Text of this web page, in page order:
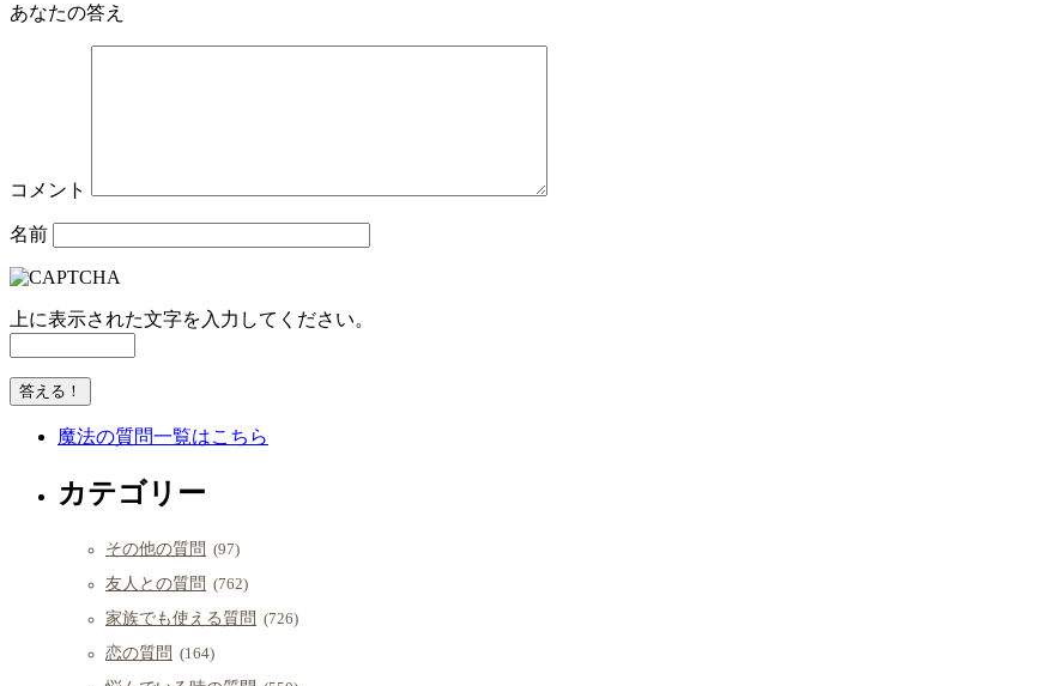
あなたの答え
コメント
名前
上に表示された文字を入力してください。
魔法の質問一覧はこちら
カテゴリー
その他の質問 (97)
友人との質問 (762)
家族でも使える質問 (726)
恋の質問 (164)